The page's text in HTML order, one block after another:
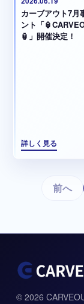
カーブアウト7月
ント「
🏮」開催決定！
詳しく見る
前へ
© 2026